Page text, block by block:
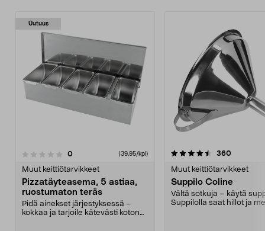
Uutuus
0arvostelut (39,95/kpl)
Muut keittiötarvikkeet
Pizzatäyteasema, 5 astiaa,
ruostumaton teräs
Pidä ainekset järjestyksessä –
kokkaa ja tarjoile kätevästi kotona.
4.5 viidestä
360arvostelut
Muut keittiötarvikkeet
Suppilo Coline
Vältä sotkuja – käytä
Suppilolla saat hillot ja
4.5 viidestä